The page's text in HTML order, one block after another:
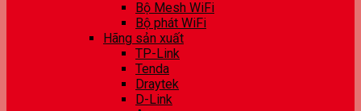
Bộ Mesh WiFi
Bộ phát WiFi
Hãng sản xuất
TP-Link
Tenda
Draytek
D-Link